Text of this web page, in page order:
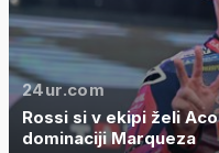
24ur.com
Rossi si v ekipi želi
dominaciji Marqueza